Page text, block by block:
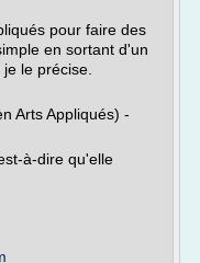
pour faire des
en sortant d'un
le précise.
Arts Appliqués) -
à-dire qu'elle